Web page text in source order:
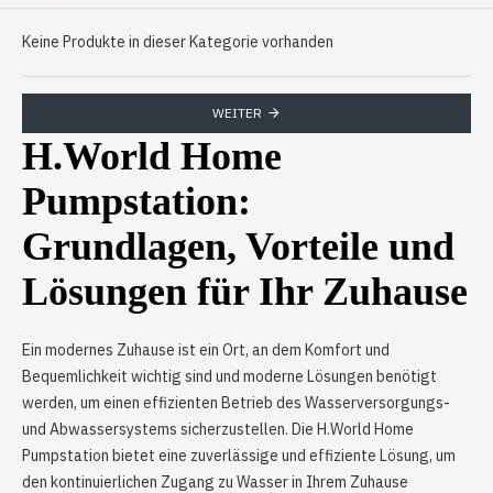
Keine Produkte in dieser Kategorie vorhanden
WEITER
H.World Home
Pumpstation:
Grundlagen, Vorteile und
Lösungen für Ihr Zuhause
Ein modernes Zuhause ist ein Ort, an dem Komfort und
Bequemlichkeit wichtig sind und moderne Lösungen benötigt
werden, um einen effizienten Betrieb des Wasserversorgungs-
und Abwassersystems sicherzustellen. Die H.World Home
Pumpstation bietet eine zuverlässige und effiziente Lösung, um
den kontinuierlichen Zugang zu Wasser in Ihrem Zuhause